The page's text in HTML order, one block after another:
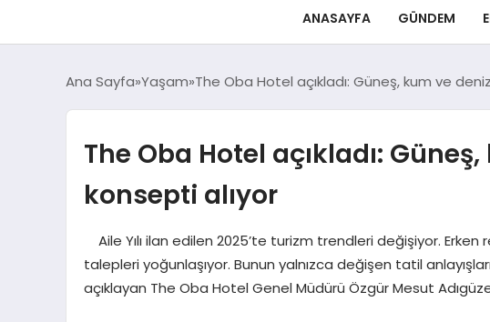
ANASAYFA GÜNDEM
Ana Sayfa Yaşam The Oba Hotel açıkladı: Güneş, kum ve
The Oba Hotel açıkladı:
konsepti alıyor
Aile Yılı ilan edilen 2025’te turizm trendleri değişiyor.
talepleri yoğunlaşıyor. Bunun yalnızca değişen tatil
açıklayan The Oba Hotel Genel Müdürü Özgür Mesut